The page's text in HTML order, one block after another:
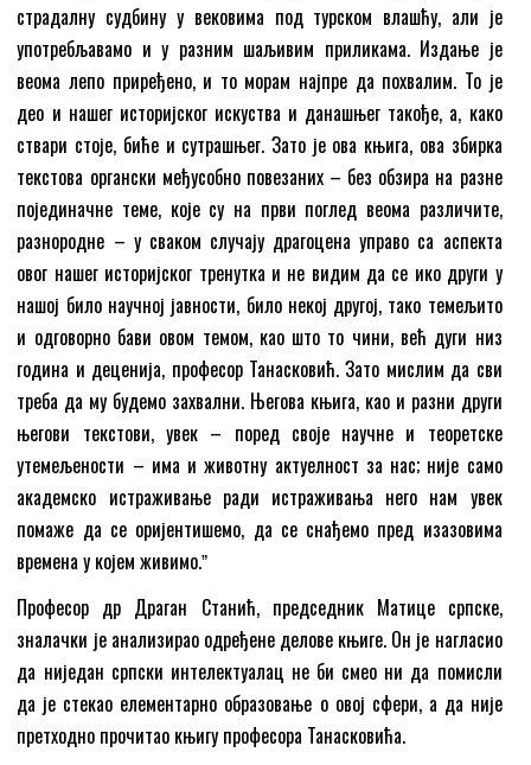
страдалну судбину у вековима под турском влашћу, али је
употребљавамо и у разним шаљивим приликама. Издање је
веома лепо приређено, и то морам најпре да похвалим. То је
део и нашег историјског искуства и данашњег такође, а, како
ствари стоје, биће и сутрашњег. Зато је ова књига, ова збирка
текстова органски међусобно повезаних – без обзира на разне
појединачне теме, које су на први поглед веома различите,
разнородне – у сваком случају драгоцена управо са аспекта
овог нашег историјског тренутка и не видим да се ико други у
нашој било научној јавности, било некој другој, тако темељито
и одговорно бави овом темом, као што то чини, већ дуги низ
година и деценија, професор Танасковић. Зато мислим да сви
треба да му будемо захвални. Његова књига, као и разни други
његови текстови, увек – поред своје научне и теоретске
утемељености – има и животну актуелност за нас; није само
академско истраживање ради истраживања него нам увек
помаже да се оријентишемо, да се снађемо пред изазовима
времена у којем живимо.ˮ
Професор др Драган Станић, председник Матице српске,
зналачки је анализирао одређене делове књиге. Он је нагласио
да ниједан српски интелектуалац не би смео ни да помисли
да је стекао елементарно образовање о овој сфери, а да није
претходно прочитао књигу професора Танасковића.